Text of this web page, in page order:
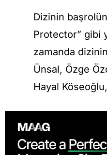
Dizinin
Protector” gibi
zamanda
Ünsal, Özge
Hayal